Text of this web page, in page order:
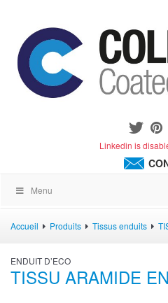
Linkedin is
Menu
Accueil Produits Tissus enduits
ENDUIT D’ECO
TISSU ARAMIDE